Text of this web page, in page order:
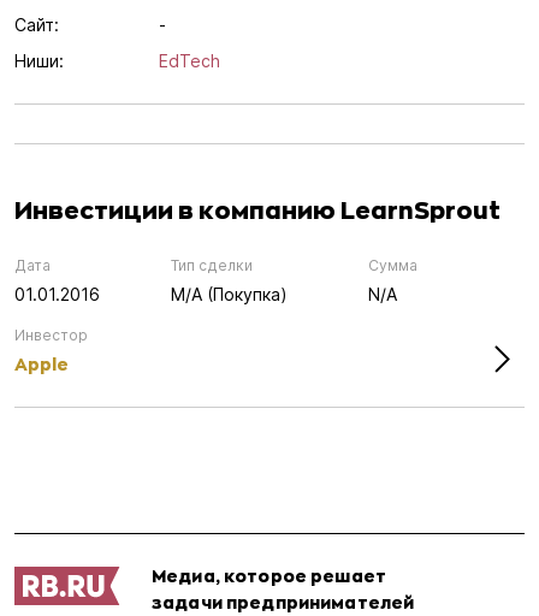
Сайт:
-
Ниши:
EdTech
Инвестиции в компанию LearnSprout
Дата
01.01.2016
Тип сделки
M/A (Покупка)
Сумма
N/A
Инвестор
Apple
Медиа, которое решает
задачи предпринимателей